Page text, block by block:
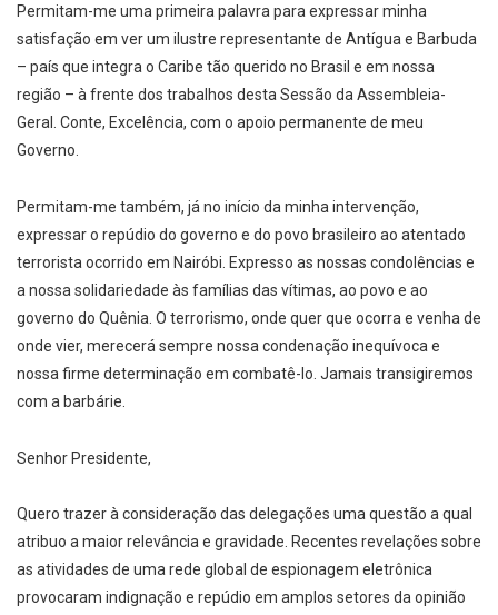
Permitam-me uma primeira palavra para expressar minha
satisfação em ver um ilustre representante de Antígua e Barbuda
– país que integra o Caribe tão querido no Brasil e em nossa
região – à frente dos trabalhos desta Sessão da Assembleia-
Geral. Conte, Excelência, com o apoio permanente de meu
Governo.
Permitam-me também, já no início da minha intervenção,
expressar o repúdio do governo e do povo brasileiro ao atentado
terrorista ocorrido em Nairóbi. Expresso as nossas condolências e
a nossa solidariedade às famílias das vítimas, ao povo e ao
governo do Quênia. O terrorismo, onde quer que ocorra e venha de
onde vier, merecerá sempre nossa condenação inequívoca e
nossa firme determinação em combatê-lo. Jamais transigiremos
com a barbárie.
Senhor Presidente,
Quero trazer à consideração das delegações uma questão a qual
atribuo a maior relevância e gravidade. Recentes revelações sobre
as atividades de uma rede global de espionagem eletrônica
provocaram indignação e repúdio em amplos setores da opinião